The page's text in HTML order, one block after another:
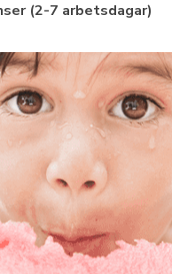
(2-7 arbetsdagar)